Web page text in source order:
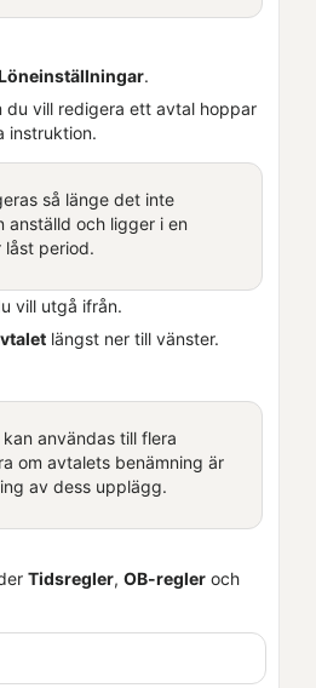
.
du vill redigera ett avtal hoppar
instruktion.
så länge det inte
anställd och ligger i en
låst period.
vill utgå ifrån.
längst ner till vänster.
användas till flera
om avtalets benämning är
av dess upplägg.
Tidsregler, OB-regler och